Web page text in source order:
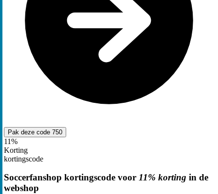
Pak deze code 750
11%
Korting
kortingscode
Soccerfanshop kortingscode voor 11% korting in de
webshop